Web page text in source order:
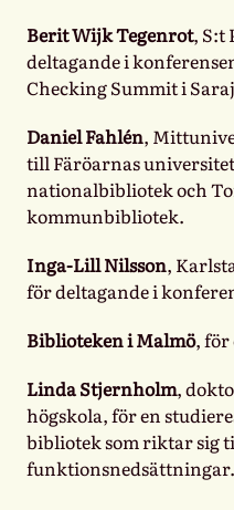
Berit Wijk Tegenrot, S:t
deltagande i
Checking Summit i
Daniel Fahlén,
till Färöarnas
nationalbibliotek och
kommunbibliotek.
Inga-Lill Nilsson,
för deltagande i
Biblioteken i Malmö, för
Linda Stjernholm,
högskola, för en
bibliotek som riktar sig
funktionsnedsättningar.